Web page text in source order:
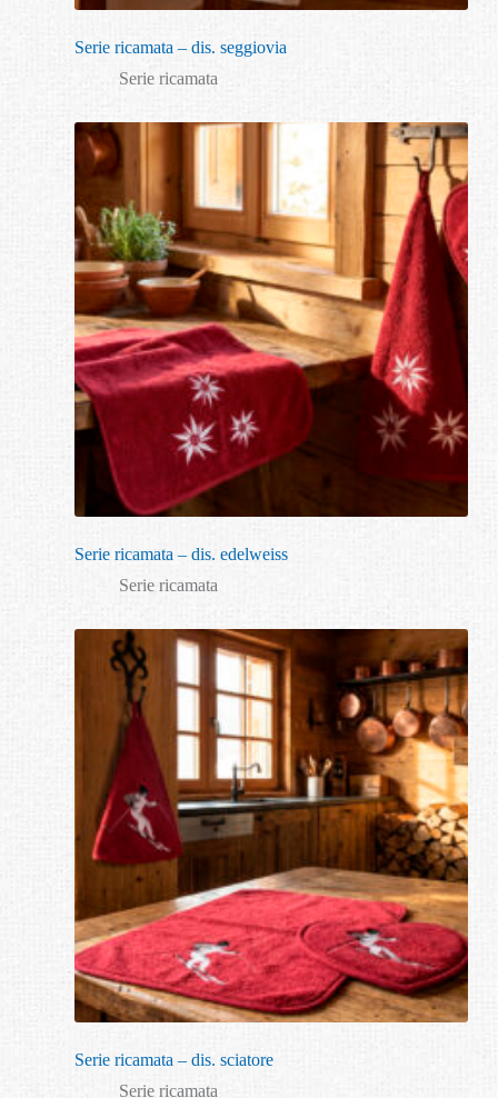
Serie ricamata – dis. seggiovia
Serie ricamata
Serie ricamata – dis. edelweiss
Serie ricamata
Serie ricamata – dis. sciatore
Serie ricamata